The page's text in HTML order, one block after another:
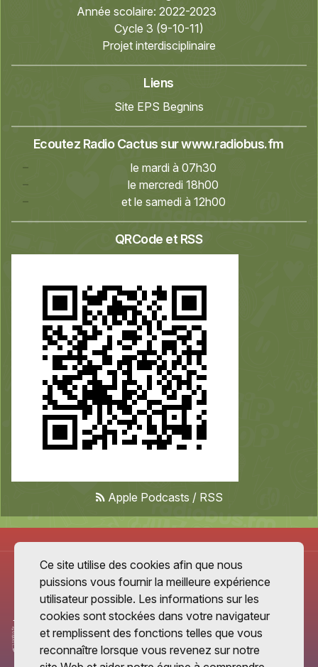
Année scolaire: 2022-2023
Cycle 3 (9-10-11)
Projet interdisciplinaire
Liens
Site EPS Begnins
Ecoutez Radio Cactus surwww.radiobus.fm
le mardi à 07h30
le mercredi 18h00
et le samedi à 12h00
QRCode et RSS
Apple Podcasts / RSS
Ce site utilise des cookies afin que nous
puissions vous fournir la meilleure expérience
utilisateur possible. Les informations sur les
cookies sont stockées dans votre navigateur
et remplissent des fonctions telles que vous
reconnaître lorsque vous revenez sur notre